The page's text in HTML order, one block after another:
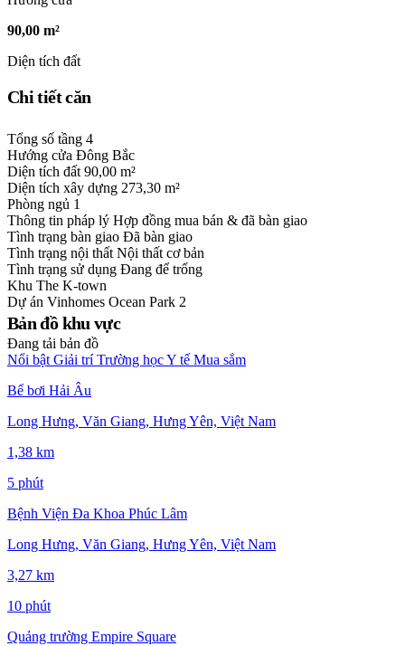
90,00 m²
Diện tích đất
Chi tiết căn
Tổng số tầng 4
Hướng cửa Đông Bắc
Diện tích đất 90,00 m²
Diện tích xây dựng 273,30 m²
Phòng ngủ 1
Thông tin pháp lý Hợp đồng mua bán & đã bàn giao
Tình trạng bàn giao Đã bàn giao
Tình trạng nội thất Nội thất cơ bản
Tình trạng sử dụng Đang để trống
Khu The K-town
Dự án Vinhomes Ocean Park 2
Bản đồ khu vực
Đang tải bản đồ
Nổi bật Giải trí Trường họcY tế Mua sắm
Bể bơi Hải Âu
Long Hưng, Văn Giang, Hưng Yên, Việt Nam
1,38 km
5 phút
Bệnh Viện Đa Khoa Phúc Lâm
Long Hưng, Văn Giang, Hưng Yên, Việt Nam
3,27 km
10 phút
Quảng trường Empire Square